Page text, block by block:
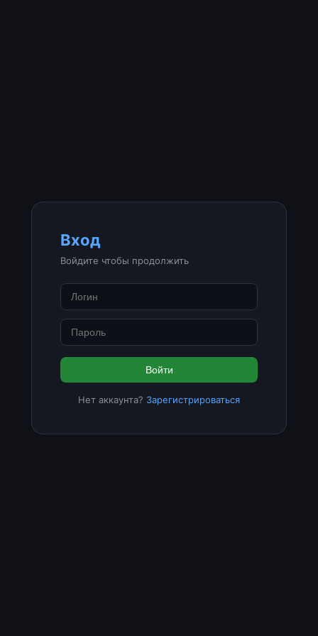
Вход
Войдите чтобы продолжить
Войти
Нет аккаунта? Зарегистрироваться